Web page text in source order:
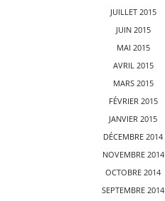
JUILLET 2015
JUIN 2015
MAI 2015
AVRIL 2015
MARS 2015
FÉVRIER 2015
JANVIER 2015
DÉCEMBRE 2014
NOVEMBRE 2014
OCTOBRE 2014
SEPTEMBRE 2014